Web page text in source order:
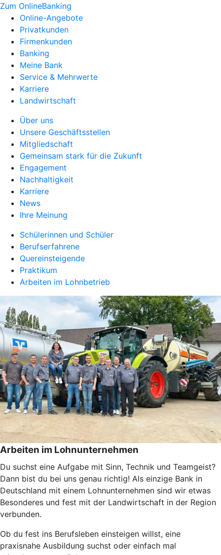
Zum OnlineBanking
Online-Angebote
Privatkunden
Firmenkunden
Banking
Meine Bank
Service & Mehrwerte
Karriere
Landwirtschaft
Über uns
Unsere Geschäftsstellen
Mitgliedschaft
Gemeinsam stark für die Zukunft
Engagement
Nachhaltigkeit
Karriere
News
Ihre Meinung
Schülerinnen und Schüler
Berufserfahrene
Quereinsteigende
Praktikum
Arbeiten im Lohnbetrieb
Arbeiten im Lohnunternehmen
Du suchst eine Aufgabe mit Sinn, Technik und Teamgeist?
Dann bist du bei uns genau richtig! Als einzige Bank in
Deutschland mit einem Lohnunternehmen sind wir etwas
Besonderes und fest mit der Landwirtschaft in der Region
verbunden.
Ob du fest ins Berufsleben einsteigen willst, eine
praxisnahe Ausbildung suchst oder einfach mal